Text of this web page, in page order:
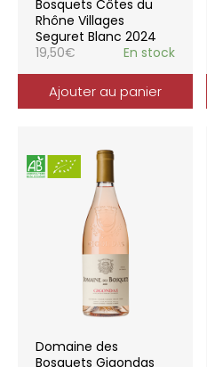
Bosquets Côtes du
Rhône Villages
Seguret Blanc 2024
19,50€ En stock
Ajouter au panier
Domaine des
Bosquets Gigondas